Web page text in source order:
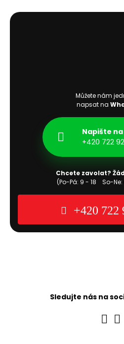
Můžete nám
napsat na
Napište
+420 722
Chcete zavolat?
(Po-Pá: 9 - 18 So-
+420 722
Sledujte nás na